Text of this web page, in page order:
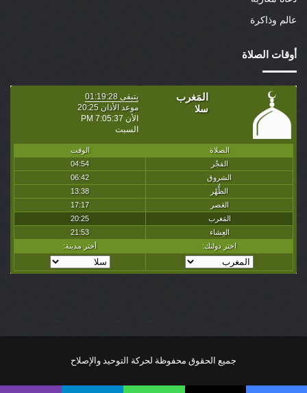
عالم وذاكرة
أوقات الصلاة
جميع الحقوق محفوظة لحركة التوحيد والإصلاح